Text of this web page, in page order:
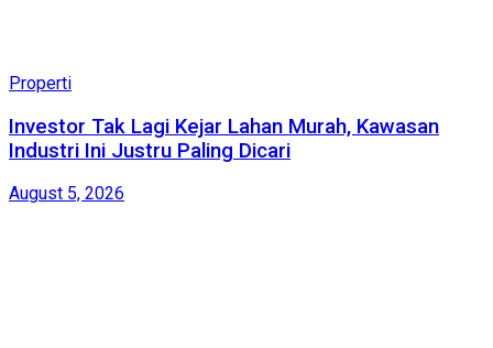
Properti
Investor Tak Lagi Kejar Lahan Murah, Kawasan
Industri Ini Justru Paling Dicari
August 5, 2026